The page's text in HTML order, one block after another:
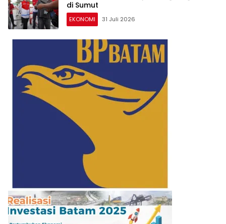
di Sumut
EKONOMI 31 Juli 2026